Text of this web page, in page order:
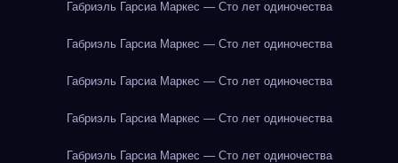
Габриэль Гарсиа Маркес — Сто лет одиночества
Габриэль Гарсиа Маркес — Сто лет одиночества
Габриэль Гарсиа Маркес — Сто лет одиночества
Габриэль Гарсиа Маркес — Сто лет одиночества
Габриэль Гарсиа Маркес — Сто лет одиночества